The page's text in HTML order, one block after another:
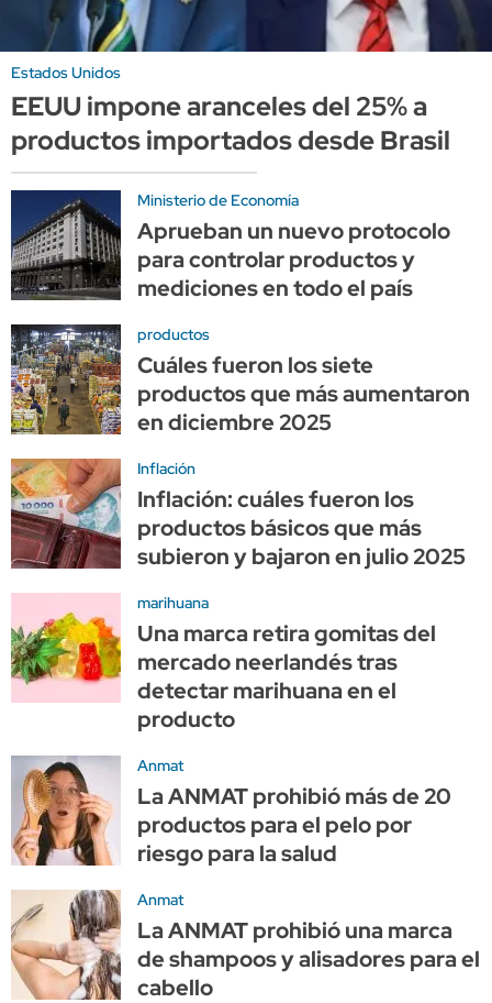
Estados Unidos
EEUU impone aranceles del 25% a
productos importados desde Brasil
Ministerio de Economía
Aprueban un nuevo protocolo
para controlar productos y
mediciones en todo el país
productos
Cuáles fueron los siete
productos que más aumentaron
en diciembre 2025
Inflación
Inflación: cuáles fueron los
productos básicos que más
subieron y bajaron en julio 2025
marihuana
Una marca retira gomitas del
mercado neerlandés tras
detectar marihuana en el
producto
Anmat
La ANMAT prohibió más de 20
productos para el pelo por
riesgo para la salud
Anmat
La ANMAT prohibió una marca
de shampoos y alisadores para el
cabello